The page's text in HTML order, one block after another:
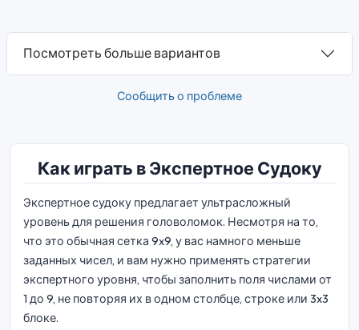
Посмотреть больше вариантов
Сообщить о проблеме
Как играть в Экспертное Судоку
Экспертное судоку предлагает ультрасложный
уровень для решения головоломок. Несмотря на то,
что это обычная сетка 9x9, у вас намного меньше
заданных чисел, и вам нужно применять стратегии
экспертного уровня, чтобы заполнить поля числами от
1 до 9, не повторяя их в одном столбце, строке или 3x3
блоке.